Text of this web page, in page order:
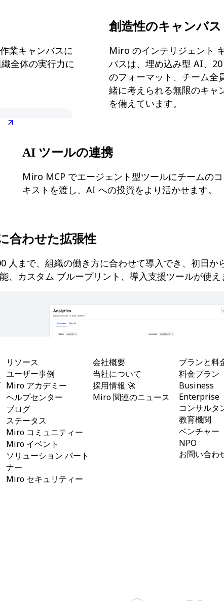
業キャンバスに
全体の実行力に
創造性のキャンバス
Miro のインテリジェント
バスは、埋め込み型 AI、20
のフォーマット、チーム全
緒に考えられる無限のキャ
を備えています。
AI ツールの連携
Miro MCP でエージェント型ツールにチームの
キストを渡し、AI への投資をより活かせます。
合わせた拡張性
人まで、組織の働き方に合わせて導入でき、初日か
、カスタム ブループリント、導入支援ツールが使え
リソース
ユーザー事例
Miro アカデミー
ヘルプセンター
ブログ
ステータス
Miro コミュニティー
Miro イベント
ソリューション パート
ナー
Miro セキュリティー
会社概要
当社について
採用情報 🚀
Miro 関連のニュース
プランと料
料金プラン
Business
Enterprise
コンサルタ
教育機関
ベンチャー
NPO
お問い合わ